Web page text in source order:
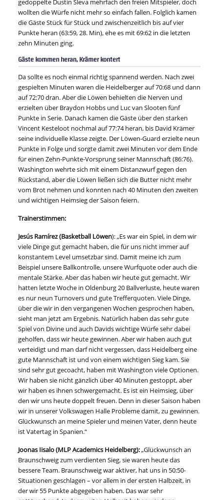
gedoppelte Dustin Sleva mehrfach den freien Mitspieler, doch
wollten die Würfe nicht mehr so einfach fallen. Folglich kamen
die Gäste Stück für Stück und zwischenzeitlich bis auf vier
Punkte heran (63:59, 28. Min), ehe es mit 69:62 in die letzten
zehn Minuten ging.
Gäste kommen heran, Krämer kontert
Da sollte es noch einmal richtig spannend werden. Nach zwei
gespielten Minuten waren die Heidelberger auf 70:68 und dann
auf 72:70 dran. Aber die Löwen behielten die Nerven und
erzielten über Braydon Hobbs und Luc van Slooten fünf
Punkte in Serie. Danach kamen die Gäste über den starken
Vincent Kesteloot nochmal auf 77:74 heran, bis David Krämer
seine individuelle Klasse zeigte. Der Löwen-Guard erzielte neun
Punkte in Folge und sorgte damit zwei Minuten vor dem Ende
für einen Zehn-Punkte-Vorsprung seiner Mannschaft (86:76).
Washington wehrte sich mit einem Distanzwurf gegen den
Rückstand, aber die Löwen ließen sich die Butter nicht mehr
vom Brot nehmen und konnten nach 40 Minuten den zweiten
und wichtigen Heimsieg der Saison feiern.
Trainerstimmen:
Jesús Ramírez (Basketball Löwen): „Es war ein Spiel, in dem wir
viele Dinge gut gemacht haben, die für uns nicht immer auf
konstantem Level umsetzbar sind. Damit meine ich zum
Beispiel unsere Ballkontrolle, unsere Wurfquote oder auch die
mentale Stärke. Aber das haben wir heute gut gemacht. Wir
hatten letzte Woche in Oldenburg 20 Ballverluste, heute waren
es nur neun Turnovers und gute Trefferquoten. Viele Dinge,
über die wir in den vergangenen Wochen gesprochen haben,
sieht man jetzt am Ergebnis. Natürlich haben das sehr gute
Spiel von Divine und auch Davids wichtige Würfe sehr dabei
geholfen, dass wir heute gewinnen. Aber wir haben auch gut
verteidigt und man darf nicht vergessen, dass Heidelberg eine
gute Mannschaft ist und von einem wichtigen Sieg kam. Sie
sind sehr gut gecoacht, haben mit Washington viele Optionen.
Wir haben sie nicht gänzlich über 40 Minuten gestoppt, aber
wir haben es ihnen schwergemacht. Es ist ein Heimsieg, über
den wir uns heute doppelt freuen. Denn in dieser Saison haben
wir in unserer Volkswagen Halle Probleme damit, zu gewinnen.
Glückwunsch an meine Spieler und meinen Vater, denn heute
ist Vatertag in Spanien.“
Joonas Iisalo (MLP Academics Heidelberg):„Glückwunsch an
Braunschweig zum verdienten Sieg, sie waren heute das
bessere Team. Braunschweig war aktiver, hat uns in 50:50-
Situationen geschlagen – vor allem in der ersten Halbzeit, in
der wir 55 Punkte abgegeben haben. Das war sehr